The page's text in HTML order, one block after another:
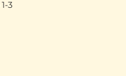
3
Baumwolle